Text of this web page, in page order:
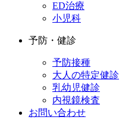
ED治療
小児科
予防・健診
予防接種
大人の特定健診
乳幼児健診
内視鏡検査
お問い合わせ